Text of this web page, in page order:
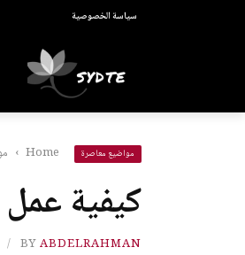
سياسة الخصوصية
مواضيع معاصرة Home
›
كيفية عمل
BYABDELRAHMAN